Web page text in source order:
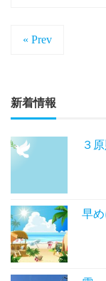
« Prev
新着情報
３原
早め